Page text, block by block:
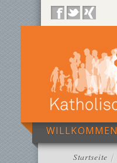
WILLKOMMEN
Startseite